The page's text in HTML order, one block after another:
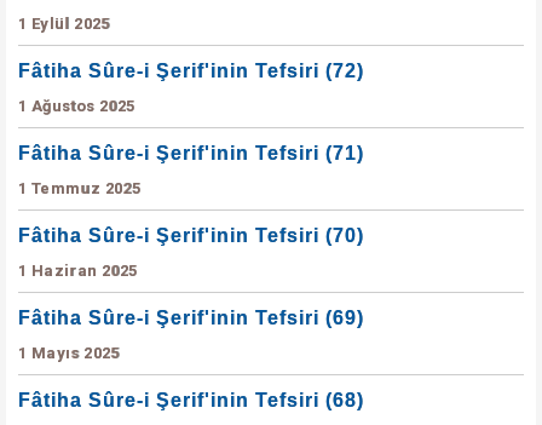
1 Eylül 2025
Fâtiha Sûre-i Şerif'inin Tefsiri (72)
1 Ağustos 2025
Fâtiha Sûre-i Şerif'inin Tefsiri (71)
1 Temmuz 2025
Fâtiha Sûre-i Şerif'inin Tefsiri (70)
1 Haziran 2025
Fâtiha Sûre-i Şerif'inin Tefsiri (69)
1 Mayıs 2025
Fâtiha Sûre-i Şerif'inin Tefsiri (68)